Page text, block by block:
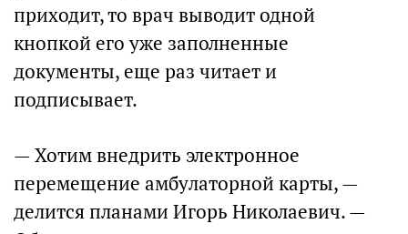
приходит, то врач выводит одной
кнопкой его уже заполненные
документы, еще раз читает и
подписывает.
— Хотим внедрить электронное
перемещение амбулаторной карты, —
делится планами Игорь Николаевич. —